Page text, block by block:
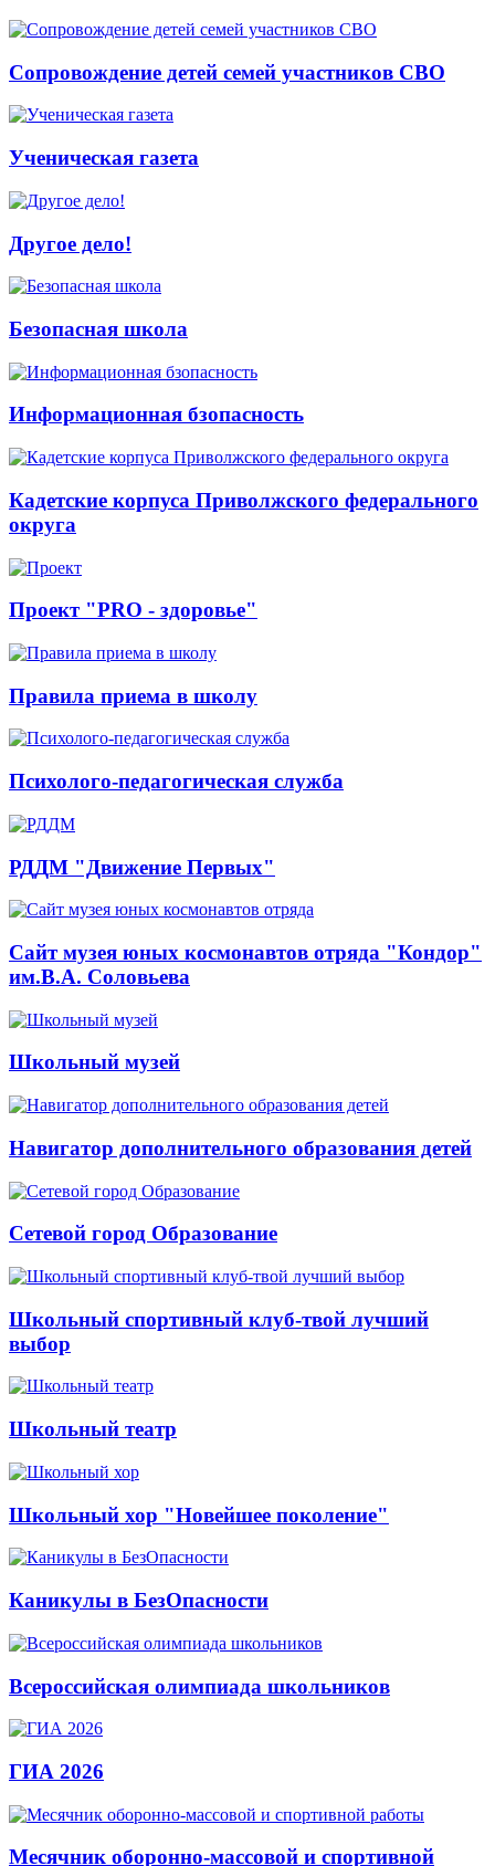
Сопровождение детей семей участников СВО
Ученическая газета
Другое дело!
Безопасная школа
Информационная бзопасность
Кадетские корпуса Приволжского федерального
округа
Проект "PRO - здоровье"
Правила приема в школу
Психолого-педагогическая служба
РДДМ "Движение Первых"
Сайт музея юных космонавтов отряда "Кондор"
им.В.А. Соловьева
Школьный музей
Навигатор дополнительного образования детей
Сетевой город Образование
Школьный спортивный клуб-твой лучший
выбор
Школьный театр
Школьный хор "Новейшее поколение"
Каникулы в БезОпасности
Всероссийская олимпиада школьников
ГИА 2026
Месячник оборонно-массовой и спортивной